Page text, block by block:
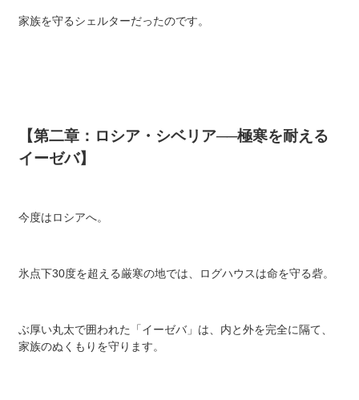
家族を守るシェルターだったのです。
【第二章：ロシア・シベリア──極寒を耐える
イーゼバ】
今度はロシアへ。
氷点下30度を超える厳寒の地では、ログハウスは命を守る砦。
ぶ厚い丸太で囲われた「イーゼバ」は、内と外を完全に隔て、
家族のぬくもりを守ります。